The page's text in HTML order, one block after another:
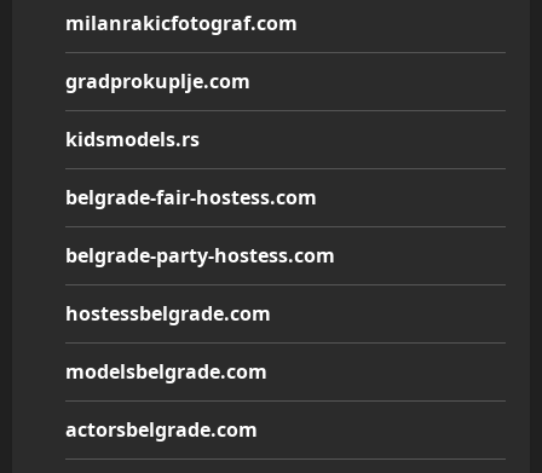
milanrakicfotograf.com
gradprokuplje.com
kidsmodels.rs
belgrade-fair-hostess.com
belgrade-party-hostess.com
hostessbelgrade.com
modelsbelgrade.com
actorsbelgrade.com